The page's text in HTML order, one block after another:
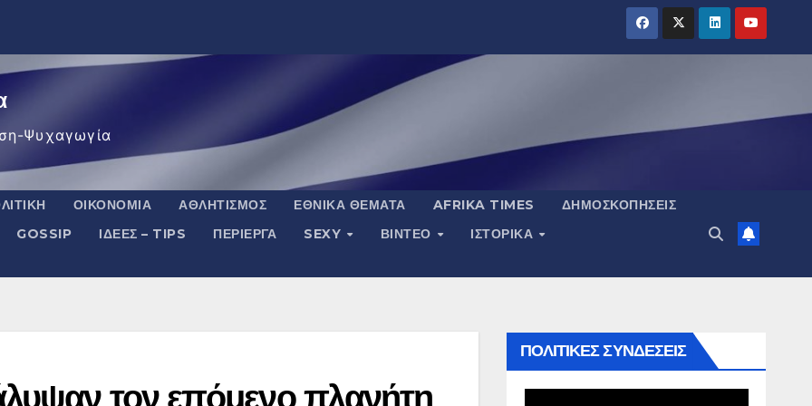
Ψυχαγωγία
ΟΙΚΟΝΟΜΊΑ ΑΘΛΗΤΙΣΜΌΣ ΕΘΝΙΚΆ ΘΈΜΑΤΑ AFRIKA TIMES
ΔΗΜΟΣΚΟΠΉΣΕΙΣ
GOSSIP ΙΔΈΕΣ – TIPS ΠΕΡΊΕΡΓΑ SEXY ΒΙΝΤΕΟ
ΙΣΤΟΡΙΚΆ
τον επόμενο πλανήτη
ΠΟΛΙΤΙΚΕΣ ΣΥΝΔΕΣΕΙΣ